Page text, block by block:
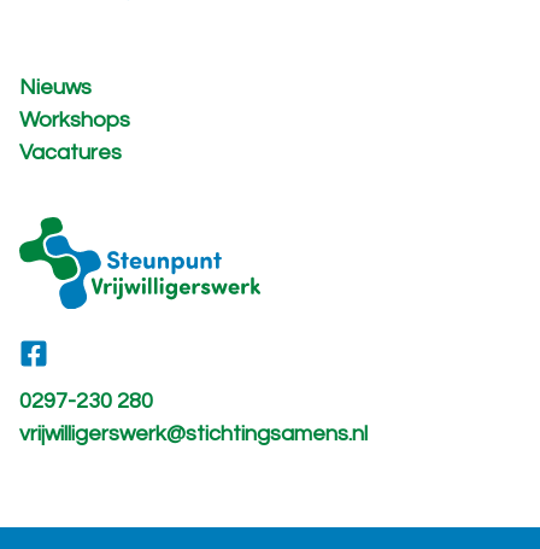
Nieuws
Workshops
Vacatures
0297-230 280
vrijwilligerswerk@stichtingsamens.nl